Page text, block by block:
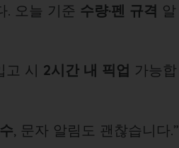
. 오늘 기준 수량·펜 규격 알
고 시 2시간 내 픽업 가능합
, 문자 알림도 괜찮습니다.”